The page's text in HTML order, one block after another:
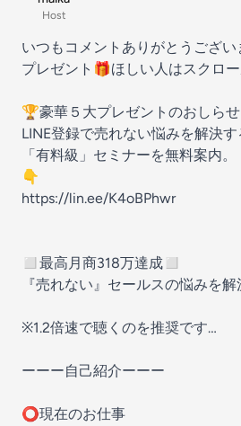
Host
いつもコメントありがとうござい
プレゼント🎁ほしい人はスクロ
🏆豪華５大プレゼントのおしらせ
LINE登録で売れない悩みを解決す
「有料級」セミナーを無料案内。
👇
https://lin.ee/K4oBPhwr
◻︎最高月商318万達成◻︎
『売れない』セールスの悩みを解
※1.2倍速で聴くのを推奨です…
ーーー自己紹介ーーー
⭕️現在のお仕事